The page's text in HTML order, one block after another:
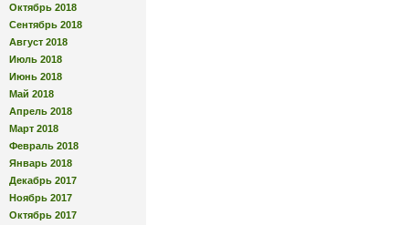
Октябрь 2018
Сентябрь 2018
Август 2018
Июль 2018
Июнь 2018
Май 2018
Апрель 2018
Март 2018
Февраль 2018
Январь 2018
Декабрь 2017
Ноябрь 2017
Октябрь 2017